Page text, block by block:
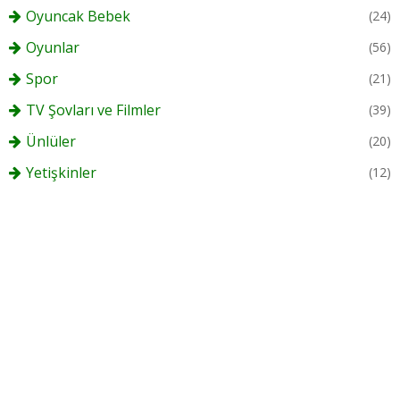
Oyuncak Bebek (24)
Oyunlar (56)
Spor (21)
TV Şovları ve Filmler (39)
Ünlüler (20)
Yetişkinler (12)